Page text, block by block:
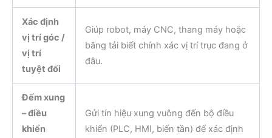
Xác định
vị trí góc /
vị trí
tuyệt đối
Giúp robot, máy CNC, thang máy hoặc
băng tải biết chính xác vị trí trục đang ở
đâu.
Đếm xung
– điều
khiển
Gửi tín hiệu xung vuông đến bộ điều
khiển (PLC, HMI, biến tần) để xác định